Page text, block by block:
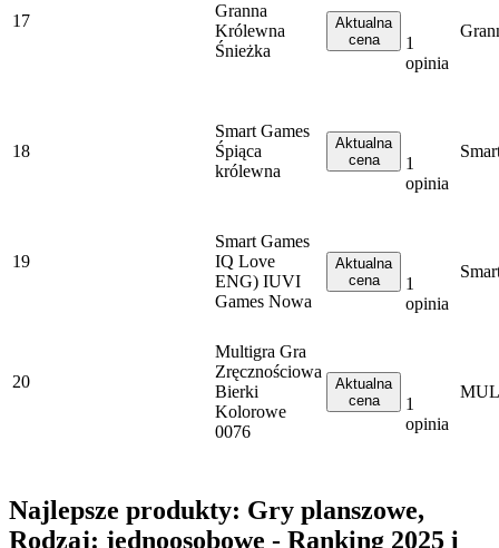
17
Granna
Królewna
Śnieżka
Aktualna
cena
1
opinia
18
Smart Games
Śpiąca
królewna
Aktualna
cena
1
opinia
19
Smart Games
IQ Love
ENG) IUVI
Games Nowa
Aktualna
cena
1
opinia
20
Multigra Gra
Zręcznościowa
Bierki
Kolorowe
0076
Aktualna
cena
1
opinia
Najlepsze produkty: Gry planszowe,
Rodzaj: jednoosobowe - Ranking 2025 i